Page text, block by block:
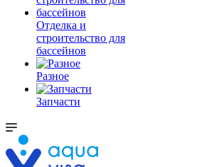
Отделка и
строительство для
бассейнов
Разное
Запчасти